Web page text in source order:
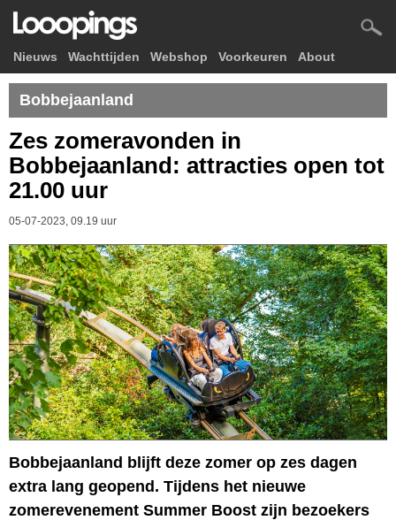
Nieuws Wachttijden Webshop Voorkeuren About
Bobbejaanland
Zes zomeravonden in
Bobbejaanland: attracties open tot
21.00 uur
05-07-2023, 09.19 uur
Bobbejaanland blijft deze zomer op zes dagen
extra lang geopend. Tijdens het nieuwe
zomerevenement Summer Boost zijn bezoekers